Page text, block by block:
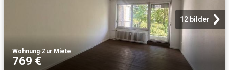
12 bilder
Wohnung·Zur Miete
769 €